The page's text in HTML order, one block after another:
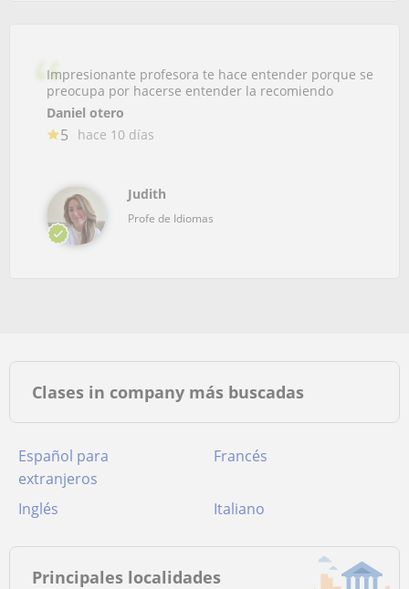
Impresionante profesora te hace entender porque se
preocupa por hacerse entender la recomiendo
Daniel otero
5 hace 10 días
Judith
Profe de Idiomas
Clases in company más buscadas
Español para
extranjeros
Francés
Inglés Italiano
Principales localidades